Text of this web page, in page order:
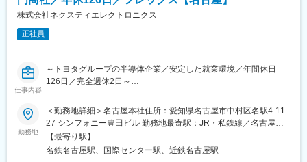
らを実現するためのツールチェインを提供しています。カーナ
■フレキシブルな働き方：
て適宜出社とリモートワークを併用してます。
■当社特徴：
2019年に富士通グループから加賀電子(東証プライム上場)のグル
株式会社ネクスティエレクトロニクス
正社員
仕事内容
～トヨタグループの半導体企業／安定した就業環境／年間休日
126日／完全週休2日～
■業務概要：
ネクスティエレクトロニクスは豊田通商グループの一員で、車載
業界における世界最大規模のエレクトロニクス商社です。これま
で以上に車載組込みソフトウェア開発の重要性が増しており、自
動運転を中心に、モデルベース開発、AI、ビックデータなどのソ
勤務地
＜勤務地詳細＞名古屋本社住所：愛知県名古屋市中村区名駅4-11-
27 シンフォニー豊田ビル 勤務地最寄駅：JR・私鉄線／名古屋駅
受動喫煙対策：屋内全面禁煙変更の範囲：会社の定める事業所へ
の異動（転居を伴う配置転換を含む）を命じることがあります。
【最寄り駅】
名鉄名古屋駅、国際センター駅、近鉄名古屋駅